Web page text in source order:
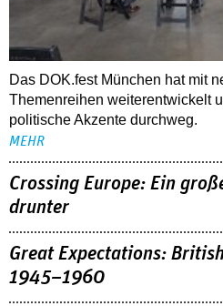
Das DOK.fest München hat mit
Themenreihen weiterentwickelt
politische Akzente durchweg.
MEHR
Crossing Europe: Ein
drunter
Great Expectations:
1945–1960